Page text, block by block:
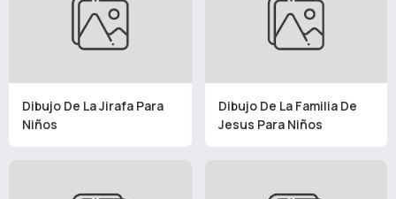
Dibujo De La Jirafa Para
Niños
Dibujo De La Familia De
Jesus Para Niños